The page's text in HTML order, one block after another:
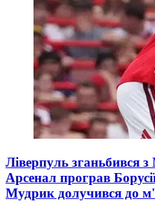
Ліверпуль зганьбився
Арсенал програв
Мудрик долучився до